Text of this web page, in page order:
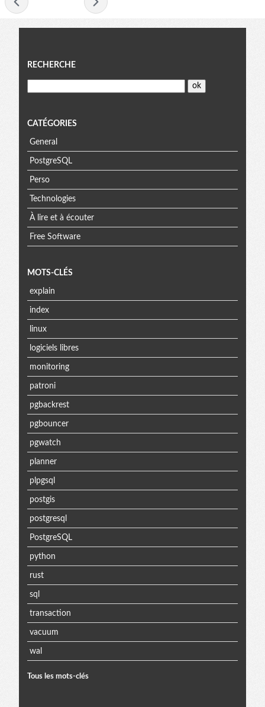
Menu
RECHERCHE
CATÉGORIES
General
PostgreSQL
Perso
Technologies
À lire et à écouter
Free Software
MOTS-CLÉS
explain
index
linux
logiciels libres
monitoring
patroni
pgbackrest
pgbouncer
pgwatch
planner
plpgsql
postgis
postgresql
PostgreSQL
python
rust
sql
transaction
vacuum
wal
Tous les mots-clés